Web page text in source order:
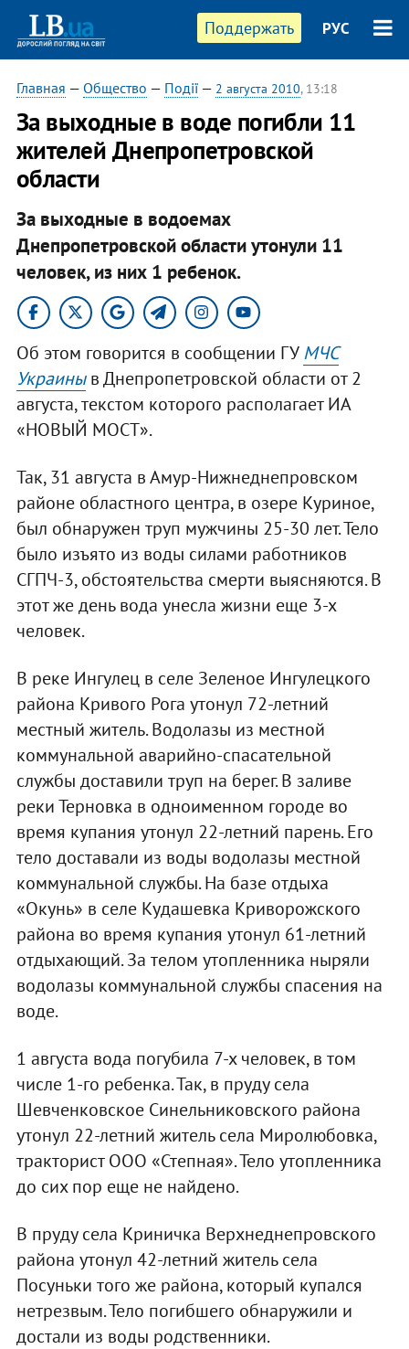
Поддержать РУС
Главная — Общество — Події— 2 августа 2010, 13:18
За выходные в воде погибли 11
жителей Днепропетровской
области
За выходные в водоемах
Днепропетровской области утонули 11
человек, из них 1 ребенок.
Об этом говорится в сообщении ГУМЧС
Украиныв Днепропетровской области от 2
августа, текстом которого располагает ИА
«НОВЫЙ МОСТ».
Так, 31 августа в Амур-Нижнеднепровском
районе областного центра, в озере Куриное,
был обнаружен труп мужчины 25-30 лет. Тело
было изъято из воды силами работников
СГПЧ-3, обстоятельства смерти выясняются. В
этот же день вода унесла жизни еще 3-х
человек.
В реке Ингулец в селе Зеленое Ингулецкого
района Кривого Рога утонул 72-летний
местный житель. Водолазы из местной
коммунальной аварийно-спасательной
службы доставили труп на берег. В заливе
реки Терновка в одноименном городе во
время купания утонул 22-летний парень. Его
тело доставали из воды водолазы местной
коммунальной службы. На базе отдыха
«Окунь» в селе Кудашевка Криворожского
района во время купания утонул 61-летний
отдыхающий. За телом утопленника ныряли
водолазы коммунальной службы спасения на
воде.
1 августа вода погубила 7-х человек, в том
числе 1-го ребенка. Так, в пруду села
Шевченковское Синельниковского района
утонул 22-летний житель села Миролюбовка,
тракторист ООО «Степная». Тело утопленника
до сих пор еще не найдено.
В пруду села Криничка Верхнеднепровского
района утонул 42-летний житель села
Посуньки того же района, который купался
нетрезвым. Тело погибшего обнаружили и
достали из воды родственники.